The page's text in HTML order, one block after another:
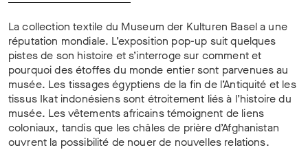
La collection textile du Museum der Kulturen Basel a une
réputation mondiale. L’exposition pop-up suit quelques
pistes de son histoire et s’interroge sur comment et
pourquoi des étoffes du monde entier sont parvenues au
musée. Les tissages égyptiens de la fin de l’Antiquité et les
tissus Ikat indonésiens sont étroitement liés à l’histoire du
musée. Les vêtements africains témoignent de liens
coloniaux, tandis que les châles de prière d’Afghanistan
ouvrent la possibilité de nouer de nouvelles relations.